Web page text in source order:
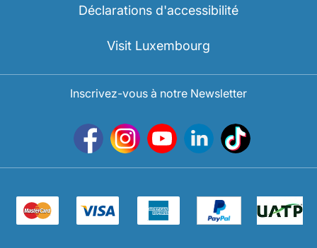
Déclarations d'accessibilité
Visit Luxembourg
Inscrivez-vous à notre Newsletter